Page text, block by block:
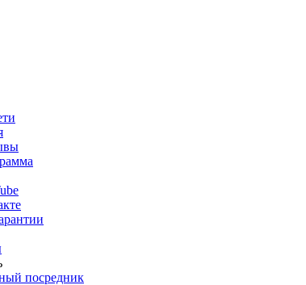
посредник